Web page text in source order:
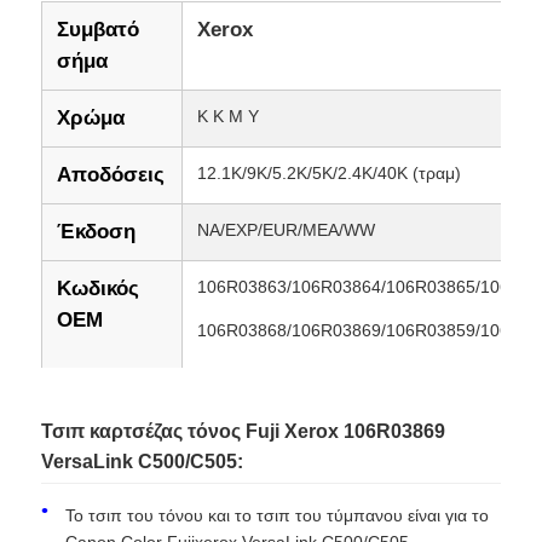
Συμβατό
σήμα
Xerox
Χρώμα Κ Κ Μ Υ
Αποδόσεις 12.1K/9K/5.2K/5K/2.4K/40K (τραμ)
Έκδοση NA/EXP/EUR/MEA/WW
Κωδικός
OEM
106R03863/106R03864/106R03865/
106R03868/106R03869/106R03859/
106R03880/106R03881/106R03882/
Τσιπ καρτσέζας τόνος Fuji Xerox 106R03869
VersaLink C500/C505:
Το τσιπ του τόνου και το τσιπ του τύμπανου είναι για το